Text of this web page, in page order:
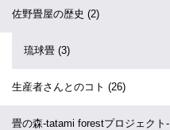
佐野畳屋の歴史 (2)
琉球畳 (3)
生産者さんとのコト (26)
畳の森-tatami forestプロジェクト-